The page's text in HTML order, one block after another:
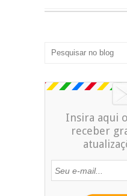
Insira aqui
receber